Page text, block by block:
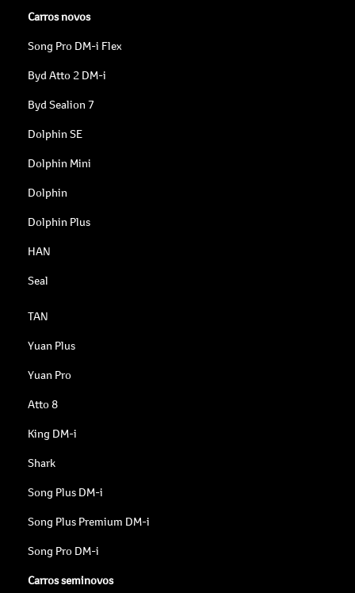
Carros novos
Song Pro DM-i Flex
Byd Atto 2 DM-i
Byd Sealion 7
Dolphin SE
Dolphin Mini
Dolphin
Dolphin Plus
HAN
Seal
TAN
Yuan Plus
Yuan Pro
Atto 8
King DM-i
Shark
Song Plus DM-i
Song Plus Premium DM-i
Song Pro DM-i
Carros seminovos